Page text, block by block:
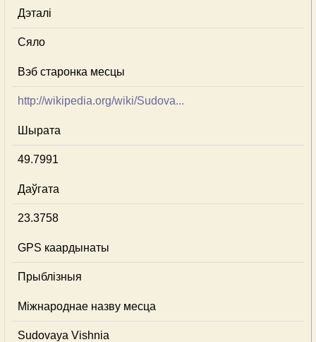
Дэталі
Сяло
Вэб старонка месцы
http://wikipedia.org/wiki/Sudova...
Шырата
49.7991
Даўгата
23.3758
GPS каардынаты
Прыблізныя
Міжнароднае назву месца
Sudovaya Vishnia